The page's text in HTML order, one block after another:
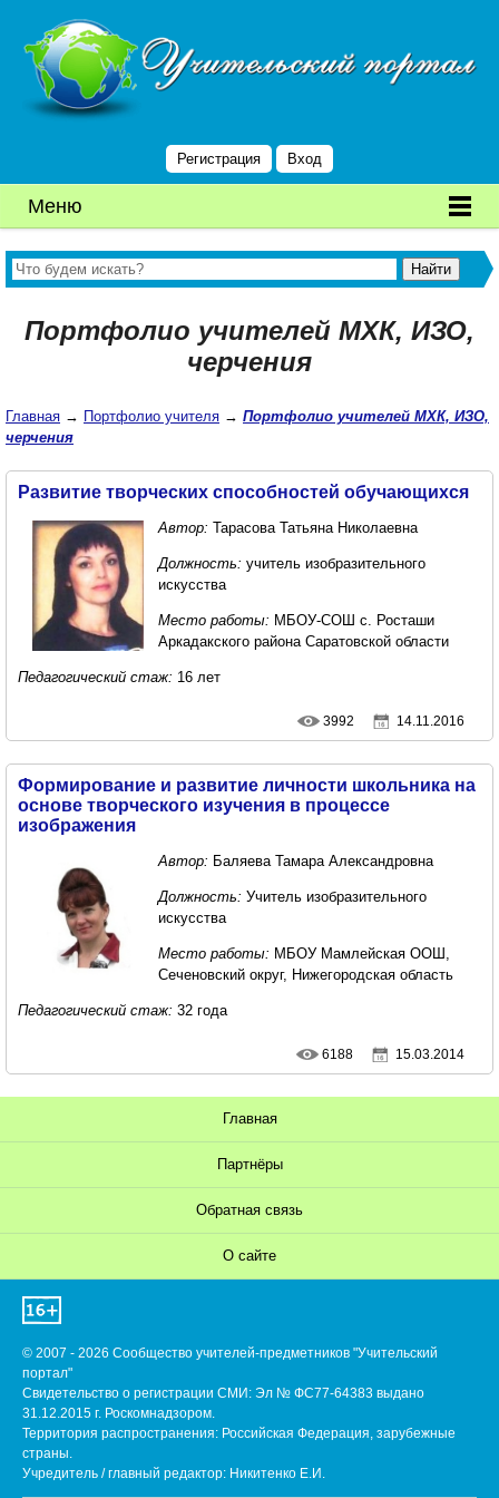
Регистрация Вход
Меню
Портфолио учителей МХК, ИЗО,
черчения
Главная → Портфолио учителя → Портфолио учителей МХК, ИЗО,
черчения
Развитие творческих способностей обучающихся
Автор: Тарасова Татьяна Николаевна
Должность: учитель изобразительного
искусства
Место работы: МБОУ-СОШ с. Росташи
Аркадакского района Саратовской области
Педагогический стаж: 16 лет
3992 14.11.2016
Формирование и развитие личности школьника на
основе творческого изучения в процессе
изображения
Автор: Баляева Тамара Александровна
Должность: Учитель изобразительного
искусства
Место работы: МБОУ Мамлейская ООШ,
Сеченовский округ, Нижегородская область
Педагогический стаж: 32 года
6188 15.03.2014
Главная
Партнёры
Обратная связь
О сайте
© 2007 - 2026 Сообщество учителей-предметников "Учительский
портал"
Свидетельство о регистрации СМИ: Эл № ФС77-64383 выдано
31.12.2015 г. Роскомнадзором.
Территория распространения: Российская Федерация, зарубежные
страны.
Учредитель / главный редактор: Никитенко Е.И.